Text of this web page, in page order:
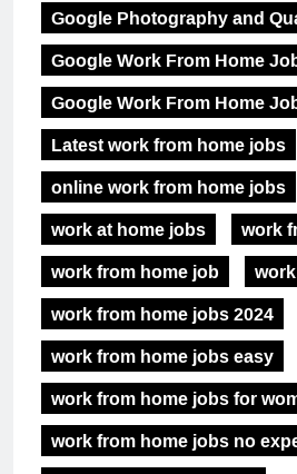
Google Photography and
Google Work From Home
Google Work From Home
Latest work from home jobs
online work from home jobs
work at home jobs
work
work from home job
work from home jobs 2024
work from home jobs easy
work from home jobs for
work from home jobs no